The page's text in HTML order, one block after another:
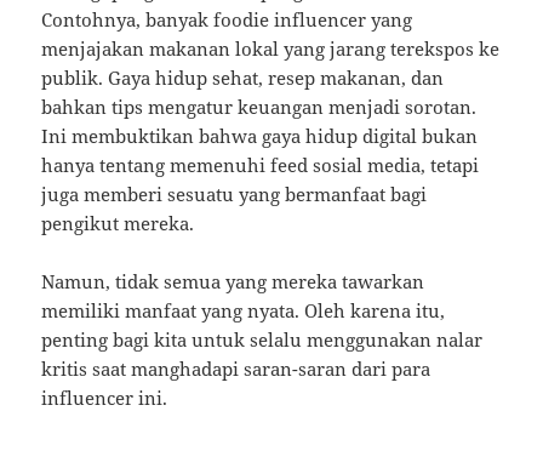
Contohnya, banyak foodie influencer yang
menjajakan makanan lokal yang jarang terekspos ke
publik. Gaya hidup sehat, resep makanan, dan
bahkan tips mengatur keuangan menjadi sorotan.
Ini membuktikan bahwa gaya hidup digital bukan
hanya tentang memenuhi feed sosial media, tetapi
juga memberi sesuatu yang bermanfaat bagi
pengikut mereka.
Namun, tidak semua yang mereka tawarkan
memiliki manfaat yang nyata. Oleh karena itu,
penting bagi kita untuk selalu menggunakan nalar
kritis saat manghadapi saran-saran dari para
influencer ini.